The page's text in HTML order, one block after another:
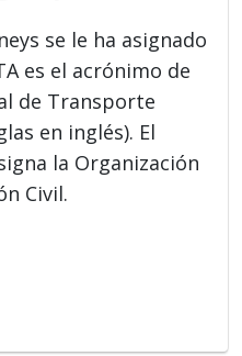
se le ha asignado
es el acrónimo de
de Transporte
en inglés). El
la Organización
Civil.